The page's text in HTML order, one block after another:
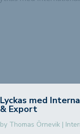
Lyckas med
& Export
by Thomas Örnevik |